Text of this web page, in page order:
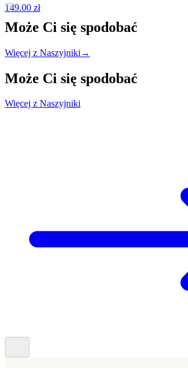
149.00 zł
Może Ci się spodobać
Więcej z Naszyjniki →
Może Ci się spodobać
Więcej z Naszyjniki